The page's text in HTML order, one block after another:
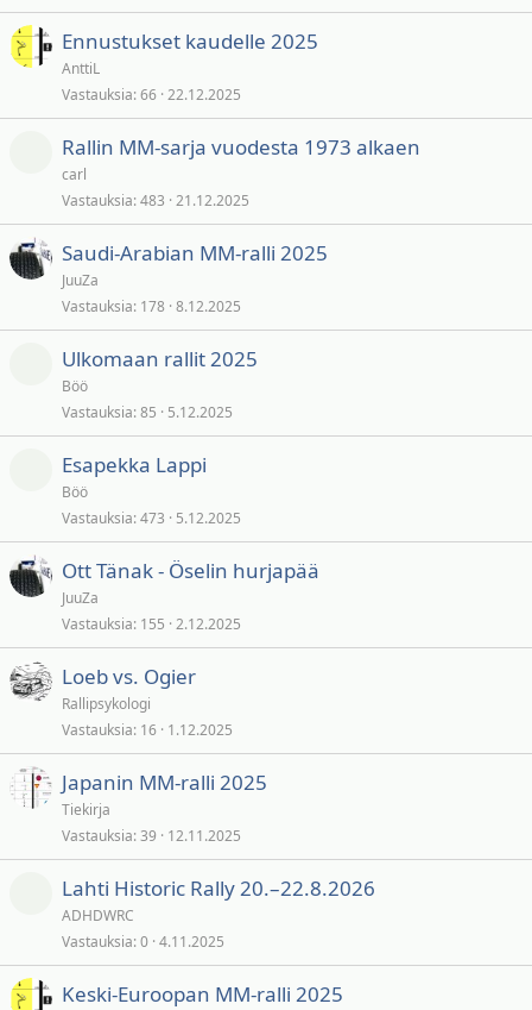
Ennustukset kaudelle 2025
AnttiL
Vastauksia 66 22.12.2025
Rallin MM-sarja vuodesta 1973 alkaen
carl
Vastauksia 483 21.12.2025
Saudi-Arabian MM-ralli 2025
JuuZa
Vastauksia 178 8.12.2025
Ulkomaan rallit 2025
Böö
Vastauksia 85 5.12.2025
Esapekka Lappi
Böö
Vastauksia 473 5.12.2025
Ott Tänak - Öselin hurjapää
JuuZa
Vastauksia 155 2.12.2025
Loeb vs. Ogier
Rallipsykologi
Vastauksia 16 1.12.2025
Japanin MM-ralli 2025
Tiekirja
Vastauksia 39 12.11.2025
Lahti Historic Rally 20.–22.8.2026
ADHDWRC
Vastauksia 0 4.11.2025
Keski-Euroopan MM-ralli 2025